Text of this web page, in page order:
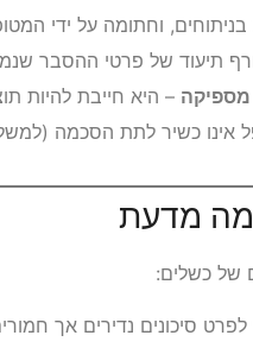
בניתוחים, וחתומה על ידי
תיעוד של פרטי ההסבר
מספיקה – היא חייבת להיות
אינו כשיר לתת הסכמה
מדעת
של כשלים:
סיכונים נדירים אך